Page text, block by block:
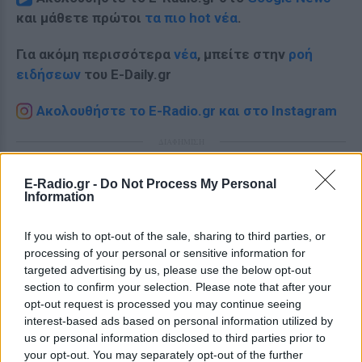
E-Radio.gr - Do Not Process My Personal
Information
If you wish to opt-out of the sale, sharing to third parties, or
processing of your personal or sensitive information for
targeted advertising by us, please use the below opt-out
section to confirm your selection. Please note that after your
opt-out request is processed you may continue seeing
interest-based ads based on personal information utilized by
us or personal information disclosed to third parties prior to
your opt-out. You may separately opt-out of the further
και μάθετε πρώτοι τα πιο hot νέα.
Για ακόμη περισσότερα νέα, μπείτε στην ροή
ειδήσεων του E-Daily.gr
Ακολουθήστε το E-Radio.gr και στο Instagram